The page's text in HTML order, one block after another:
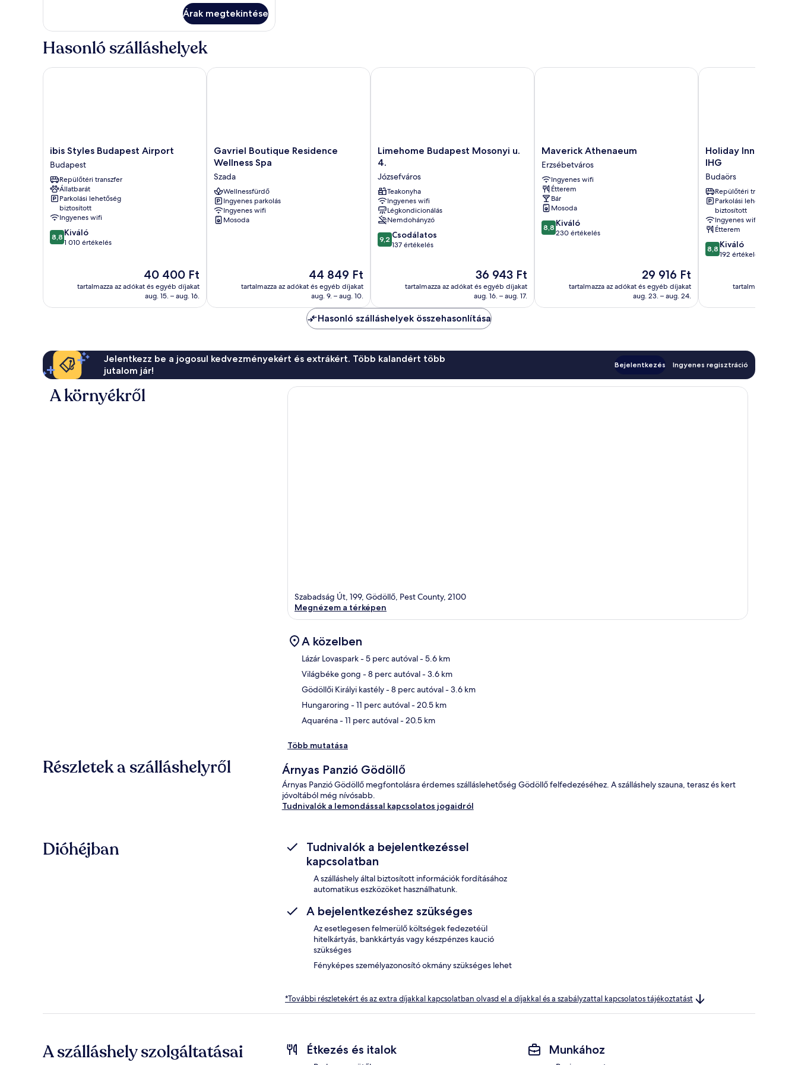
Árak megtekintése
Hasonló szálláshelyek
ibis
Styles
Budapest
Airport
Budapest
ibis Styles Budapest Airport
Budapest
Repülőtéri transzfer
Állatbarát
Parkolási lehetőség
biztosított
Ingyenes wifi
8.8
ennyiből:
értékelés
8,8 Kiváló
1 010 értékelés
Az
ár
40 400 Ft
40 400 Ft
tartalmazza az adókat és egyéb díjakat
aug. 15. – aug. 16.
ibis Styles Budapest Airport
Gavriel
Boutique
Wellness
Spa
Szada
Gavriel Boutique Residence
Wellness Spa
Szada
Wellnessfürdő
Ingyenes parkolás
Ingyenes wifi
Mosoda
Az
ár
44 849 Ft
44 849 Ft
tartalmazza az adókat és egyéb díjakat
aug. 9. – aug. 10.
Gavriel Boutique Residence Wellness Spa
Limehome
Budapest
u.
4.
Józsefváros
Limehome Budapest Mosonyi u.
4.
Józsefváros
Teakonyha
Ingyenes wifi
Légkondicionálás
Nemdohányzó
9.2
ennyiből:
értékelés
9,2 Csodálatos
137 értékelés
Az
ár
36 943 Ft
36 943 Ft
tartalmazza az adókat és egyéb díjakat
aug. 16. – aug. 17.
Limehome Budapest Mosonyi u. 4.
Maverick
Athenaeum
Erzsébetváros
Maverick Athenaeum
Erzsébetváros
Ingyenes wifi
Étterem
Bár
Mosoda
8.8
ennyiből:
8,8 Kiváló
230 értékelés
Az
ár
29 916 Ft
29 916 Ft
tartalmazza az adókat és egyéb díjakat
aug. 23. – aug. 24.
Maverick Athenaeum
Holiday
Inn
Budaörs
by
IHG
Budaörs
Holiday Inn
IHG
Budaörs
Repülőtéri transzfer
Parkolási lehetőség
biztosított
Ingyenes wifi
Étterem
8.8
ennyiből:
8,8 Kiváló
192 értékelés
tartalmazza az
Holiday Inn Budapest-
Hasonló szálláshelyek összehasonlítása
Jelentkezz be a jogosul kedvezményekért és extrákért. Több kalandért több
jutalom jár!
Bejelentkezés Ingyenes regisztráció
A környékről
Szabadság Út, 199, Gödöllő, Pest County, 2100
Megnézem a térképen
A közelben
Lázár Lovaspark- 5 perc autóval- 5.6 km
Világbéke gong - 8 perc autóval- 3.6 km
Gödöllői Királyi kastély- 8 perc autóval- 3.6 km
Hungaroring - 11 perc autóval- 20.5 km
Aquaréna- 11 perc autóval- 20.5 km
Több mutatása
Részletek a szálláshelyről Árnyas Panzió Gödöllő
Árnyas Panzió Gödöllő megfontolásra érdemes szálláslehetőség Gödöllő felfedezéséhez. A szálláshely szauna, terasz és kert
jóvoltából még nívósabb.
Tudnivalók a lemondással kapcsolatos jogaidról
Dióhéjban
Tudnivalók a bejelentkezéssel
kapcsolatban
A szálláshely által biztosított információk fordításához
automatikus eszközöket használhatunk.
A bejelentkezéshez szükséges
Az esetlegesen felmerülő költségek fedezetéül
hitelkártyás, bankkártyás vagy készpénzes kaució
szükséges
Fényképes személyazonosító okmány szükséges lehet
*További részletekért és az extra díjakkal kapcsolatban olvasd el a díjakkal és a szabályzattal kapcsolatos tájékoztatást
A szálláshely szolgáltatásai Étkezés és italok Munkához